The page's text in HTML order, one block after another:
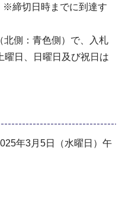
※締切⽇時までに到達す
北側：青色側）で、⼊札
曜日、日曜日及び祝日は
年3月5日（水曜日）午